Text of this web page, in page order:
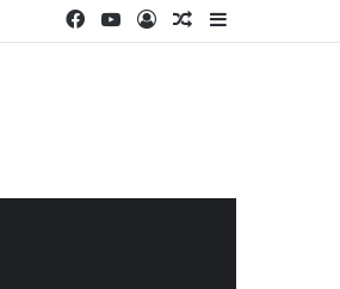
Sidebar
Random
Log
YouTube
Facebook